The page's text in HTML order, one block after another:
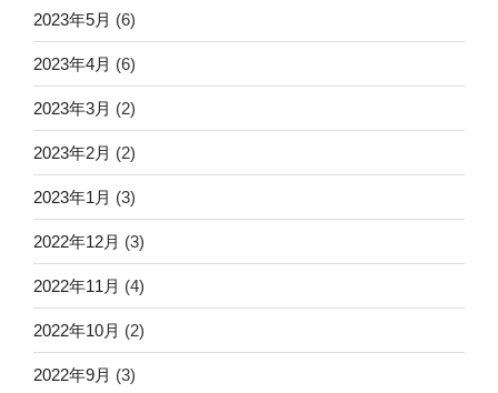
2023年5月 (6)
2023年4月 (6)
2023年3月 (2)
2023年2月 (2)
2023年1月 (3)
2022年12月 (3)
2022年11月 (4)
2022年10月 (2)
2022年9月 (3)